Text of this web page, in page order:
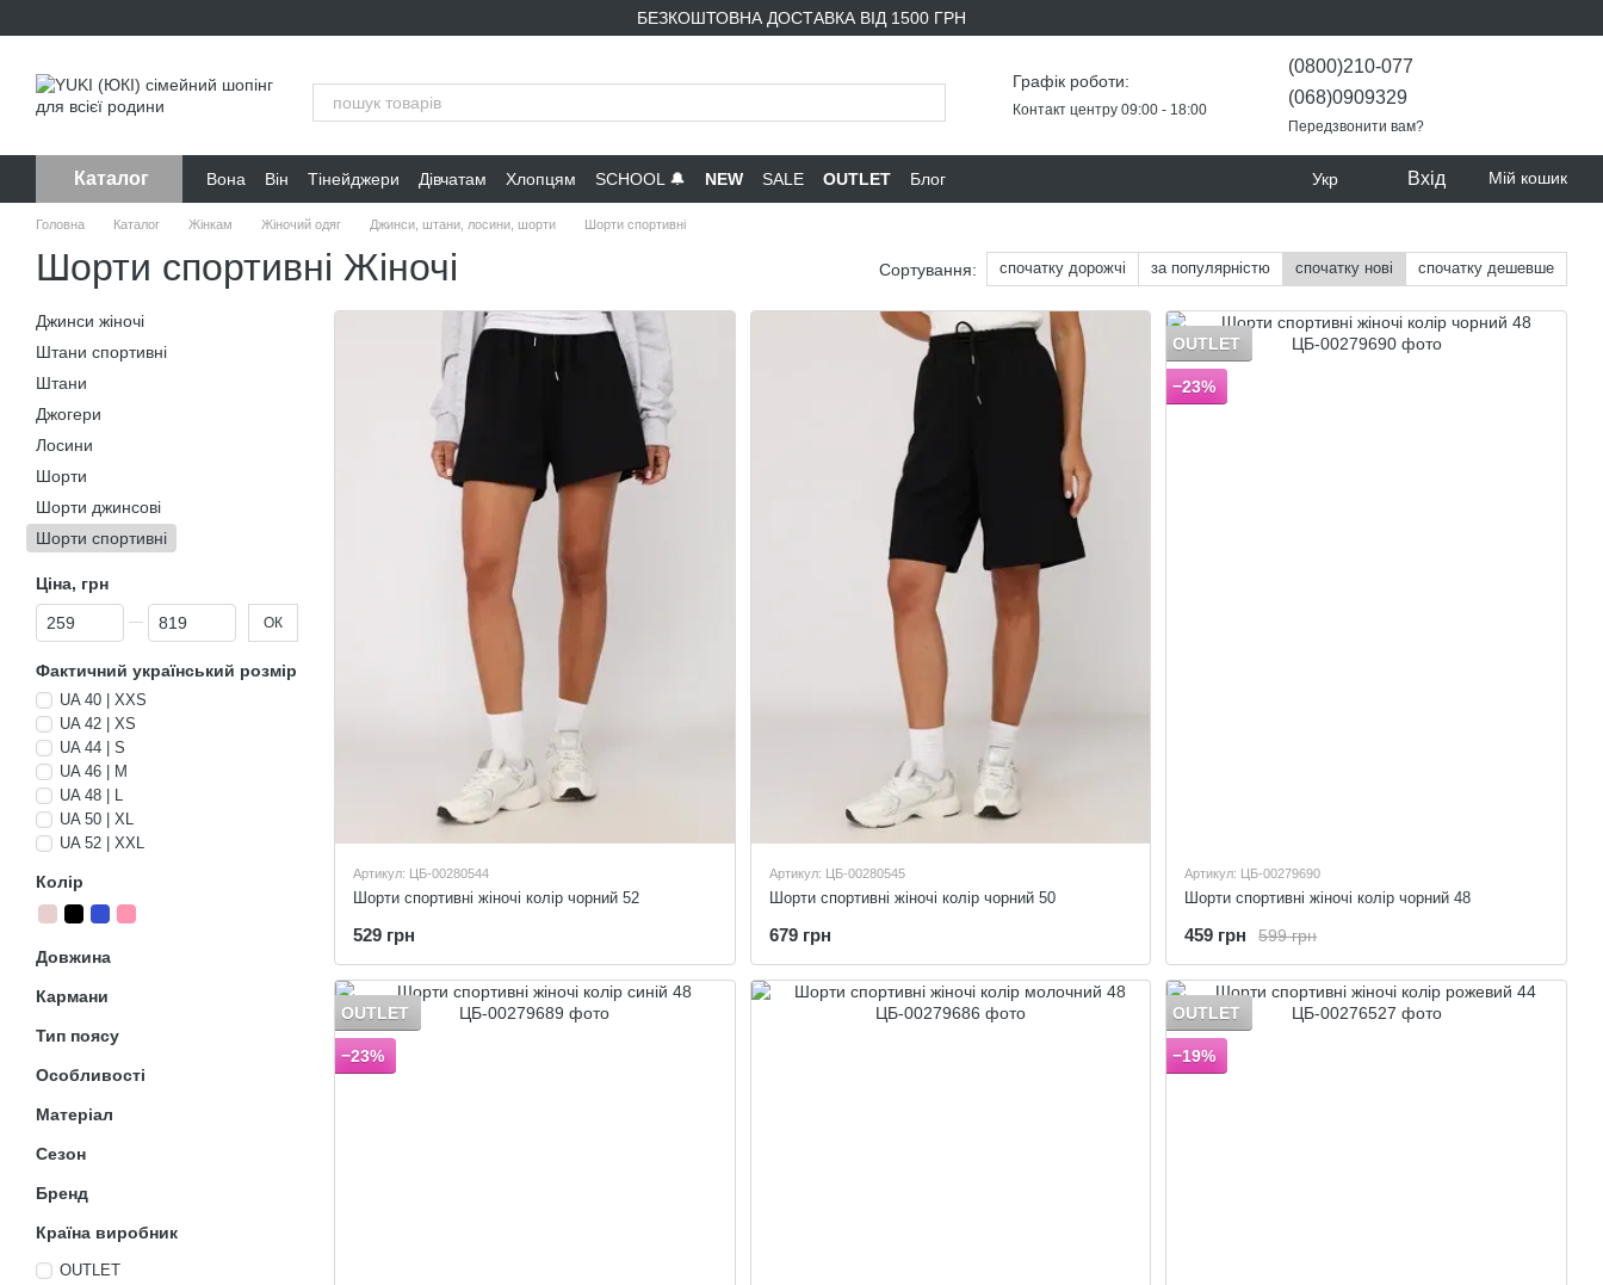
БЕЗКОШТОВНА ДОСТАВКА ВІД 1500 ГРН
Графік роботи:
Контакт центру 09:00 - 18:00
(0800)210-077
(068)0909329
Передзвонити вам?
Каталог Вона Він Тінейджери Дівчатам Хлопцям SCHOOL 🔔 NEW SALE OUTLET Блог Укр Вхід Мій кошик
Головна Каталог Жінкам Жіночий одяг Джинси, штани, лосини, шорти Шорти спортивні
Шорти спортивні Жіночі Сортування: спочатку дорожчі за популярністю спочатку нові спочатку дешевше
Артикул: ЦБ-00280544
Шорти спортивні жіночі колір чорний 52
529 грн
Артикул: ЦБ-00280545
Шорти спортивні жіночі колір чорний 50
679 грн
OUTLET
−23%
Артикул: ЦБ-00279690
Шорти спортивні жіночі колір чорний 48
599 грн
459 грн
OUTLET
−23%
OUTLET
−19%
Джинси жіночі
Штани спортивні
Штани
Джогери
Лосини
Шорти
Шорти джинсові
Шорти спортивні
Ціна, грн
Від Ціна, грн
До Ціна, грн ОК
Фактичний український розмір
UA 40 | XXS
UA 42 | XS
UA 44 | S
UA 46 | M
UA 48 | L
UA 50 | XL
UA 52 | XXL
Колір
Довжина
Кармани
Тип поясу
Особливості
Матеріал
Сезон
Бренд
Країна виробник
OUTLET